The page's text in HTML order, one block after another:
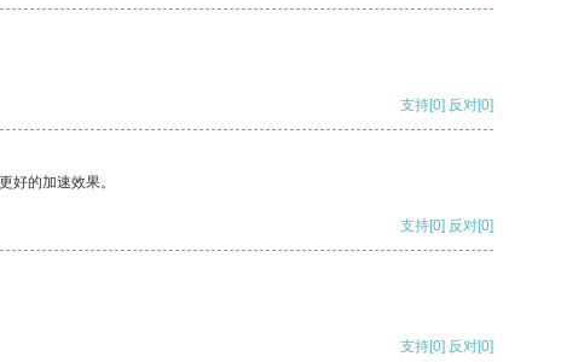
支持[0] 反对[0]
好的加速效果。
支持[0] 反对[0]
支持[0] 反对[0]